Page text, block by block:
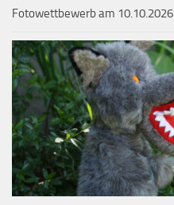
Fotowettbewerb am 10.10.2026